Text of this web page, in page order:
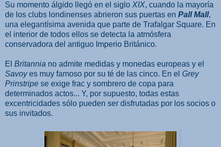
Su momento álgido llegó en el siglo XIX, cuando la mayoría
de los clubs londinenses abrieron sus puertas en Pall Mall,
una elegantísima avenida que parte de Trafalgar Square. En
el interior de todos ellos se detecta la atmósfera
conservadora del antiguo Imperio Británico.
El Britannia no admite medidas y monedas europeas y el
Savoyes muy famoso por su té de las cinco. En el Grey
Prinstripe se exige frac y sombrero de copa para
determinados actos... Y, por supuesto, todas estas
excentricidades sólo pueden ser disfrutadas por los socios o
sus invitados.